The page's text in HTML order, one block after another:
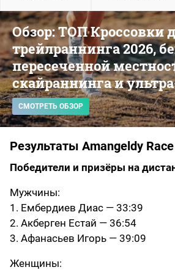
Обзор: ТОП Кроссовки
трейлраннинга 2026,
пересеченной
скайраннинга и
СМОТРЕТЬ ОБЗОР
Результаты Amangeldy
Победители и призёры на
Мужчины:
1. Ембердиев Диас — 33:39
2. Акберген Естай — 36:54
3. Афанасьев Игорь — 39:09
Женщины: